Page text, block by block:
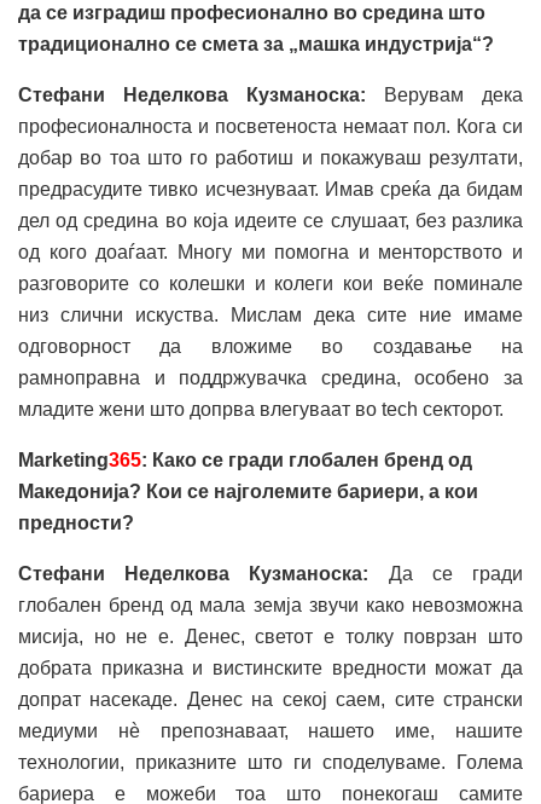
да се изградиш професионално во средина што
традиционално се смета за „машка индустрија“?
Стефани Неделкова Кузманоска:
Верувам дека
професионалноста и посветеноста немаат пол. Кога си
добар во тоа што го работиш и покажуваш резултати,
предрасудите тивко исчезнуваат. Имав среќа да бидам
дел од средина во која идеите се слушаат, без разлика
од кого доаѓаат. Многу ми помогна и менторството и
разговорите со колешки и колеги кои веќе поминале
низ слични искуства. Мислам дека сите ние имаме
одговорност да вложиме во создавање на
рамноправна и поддржувачка средина, особено за
младите жени што допрва влегуваат во tech секторот.
Marketing365: Како се гради глобален бренд од
Македонија? Кои се најголемите бариери, а кои
предности?
Стефани Неделкова Кузманоска: Да се гради
глобален бренд од мала земја звучи како невозможна
мисија, но не е. Денес, светот е толку поврзан што
добрата приказна и вистинските вредности можат да
допрат насекаде. Денес на секој саем, сите странски
медиуми нè препознаваат, нашето име, нашите
технологии, приказните што ги споделуваме. Голема
бариера е можеби тоа што понекогаш самите